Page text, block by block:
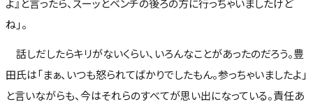
よ』と言ったら、スーッとベンチの後ろの方に行っちゃいましたけど
ね」。
話しだしたらキリがないくらい、いろんなことがあったのだろう。豊
田氏は「まぁ、いつも怒られてばかりでしたもん。参っちゃいましたよ」
と言いながらも、今はそれらのすべてが思い出になっている。責任あ